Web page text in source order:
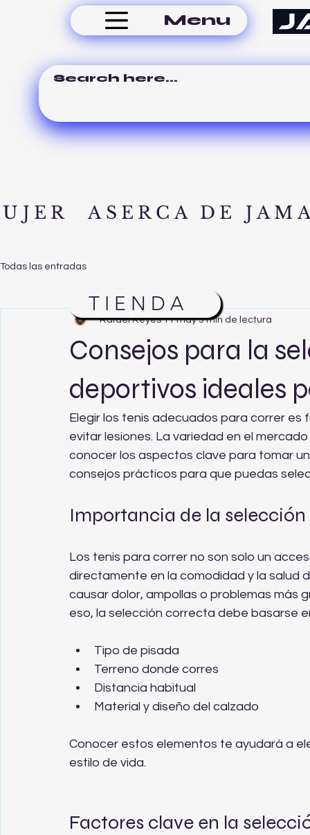
Menu
Todas las entradas
Consejos para la
deportivos ideales
Rafael Reyes 11 may 3 min de lectura
Elegir los tenis adecuados para correr
evitar lesiones. La variedad en el
conocer los aspectos clave para tomar
consejos prácticos para que puedas
Importancia de la
Los tenis para correr no son solo un
directamente en la comodidad y la salud
causar dolor, ampollas o problemas más
eso, la selección correcta debe basarse
Tipo de pisada
Terreno donde corres
Distancia habitual
Material y diseño del calzado
Conocer estos elementos te ayudará a
estilo de vida.
Factores clave en la
ASERCA DE
TIENDA